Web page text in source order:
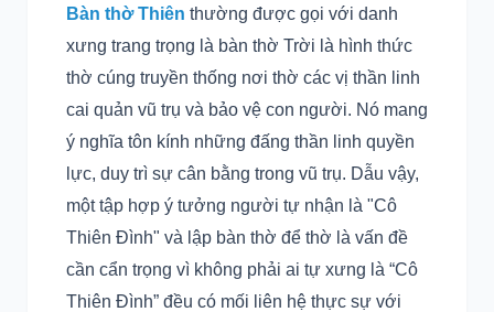
Bàn thờ Thiên thường được gọi với danh
xưng trang trọng là bàn thờ Trời là hình thức
thờ cúng truyền thống nơi thờ các vị thần linh
cai quản vũ trụ và bảo vệ con người. Nó mang
ý nghĩa tôn kính những đấng thần linh quyền
lực, duy trì sự cân bằng trong vũ trụ. Dẫu vậy,
một tập hợp ý tưởng người tự nhận là "Cô
Thiên Đình" và lập bàn thờ để thờ là vấn đề
cần cẩn trọng vì không phải ai tự xưng là “Cô
Thiên Đình” đều có mối liên hệ thực sự với